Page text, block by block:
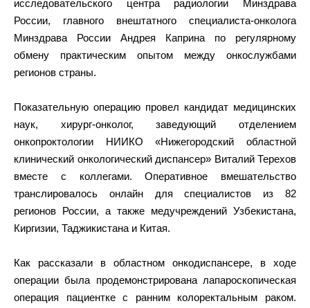
исследовательского центра радиологии Минздрава
России, главного внештатного специалиста-онколога
Минздрава России Андрея Каприна по регулярному
обмену практическим опытом между онкослужбами
регионов страны.
Показательную операцию провел кандидат медицинских
наук, хирург-онколог, заведующий отделением
онкопроктологии НИИКО «Нижегородский областной
клинический онкологический диспансер» Виталий Терехов
вместе с коллегами. Оперативное вмешательство
транслировалось онлайн для специалистов из 82
регионов России, а также медучреждений Узбекистана,
Киргизии, Таджикистана и Китая.
Как рассказали в областном онкодиспансере, в ходе
операции была продемонстрирована лапароскопическая
операция пациентке с ранним колоректальным раком.